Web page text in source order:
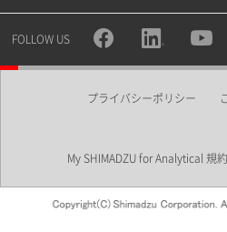
所属部署
FOLLOW US
プライバシーポリシー
My SHIMADZU for Analytical 規約